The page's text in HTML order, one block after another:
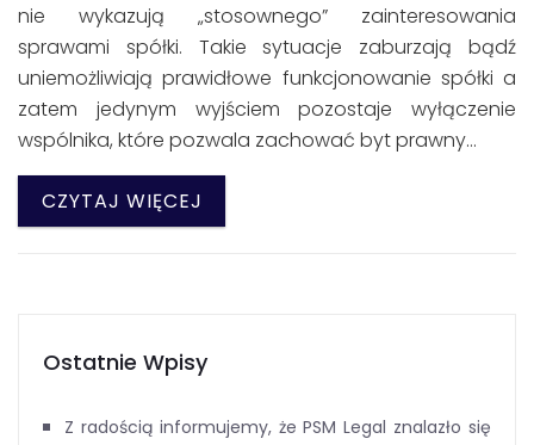
nie wykazują „stosownego” zainteresowania
sprawami spółki. Takie sytuacje zaburzają bądź
uniemożliwiają prawidłowe funkcjonowanie spółki a
zatem jedynym wyjściem pozostaje wyłączenie
wspólnika, które pozwala zachować byt prawny…
CZYTAJ WIĘCEJ
Ostatnie Wpisy
Z radością informujemy, że PSM Legal znalazło się